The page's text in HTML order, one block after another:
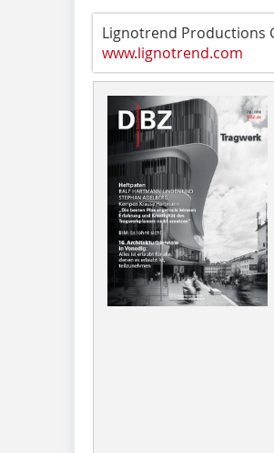
Lignotrend Productions
www.lignotrend.com